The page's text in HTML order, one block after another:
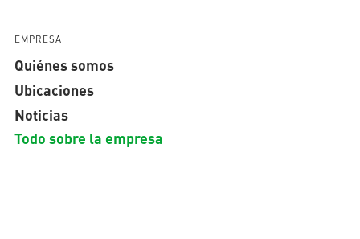
EMPRESA
Quiénes somos
Ubicaciones
Noticias
Todo sobre la empresa